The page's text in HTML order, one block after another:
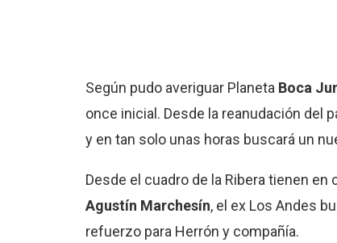
Según pudo averiguar Planeta Boca
once inicial. Desde la reanudación del
y en tan solo unas horas buscará un
Desde el cuadro de la Ribera tienen
Agustín Marchesín, el ex Los Andes
refuerzo para Herrón y compañía.